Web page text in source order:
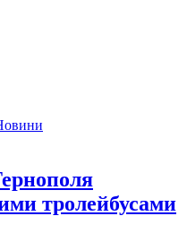
тролейбусами